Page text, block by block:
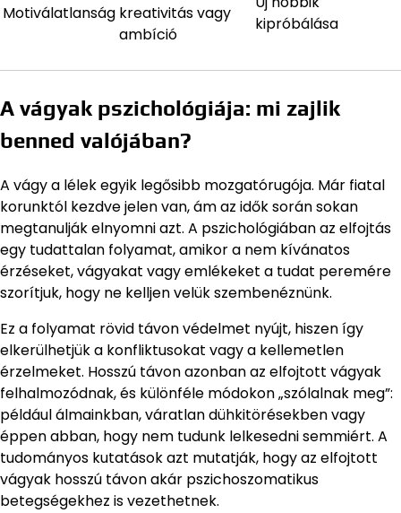
Motiválatlanság kreativitás vagy
ambíció
kipróbálása
A vágyak pszichológiája: mi zajlik
benned valójában?
A vágy a lélek egyik legősibb mozgatórugója. Már fiatal
korunktól kezdve jelen van, ám az idők során sokan
megtanulják elnyomni azt. A pszichológiában az elfojtás
egy tudattalan folyamat, amikor a nem kívánatos
érzéseket, vágyakat vagy emlékeket a tudat peremére
szorítjuk, hogy ne kelljen velük szembenéznünk.
Ez a folyamat rövid távon védelmet nyújt, hiszen így
elkerülhetjük a konfliktusokat vagy a kellemetlen
érzelmeket. Hosszú távon azonban az elfojtott vágyak
felhalmozódnak, és különféle módokon „szólalnak meg”:
például álmainkban, váratlan dühkitörésekben vagy
éppen abban, hogy nem tudunk lelkesedni semmiért. A
tudományos kutatások azt mutatják, hogy az elfojtott
vágyak hosszú távon akár pszichoszomatikus
betegségekhez is vezethetnek.